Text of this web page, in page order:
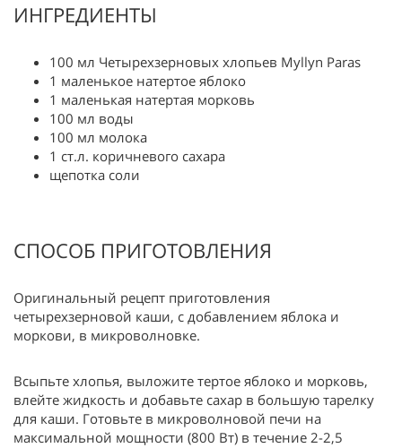
ИНГРЕДИЕНТЫ
100 мл Четырехзерновых хлопьев Myllyn Paras
1 маленькое натертое яблоко
1 маленькая натертая морковь
100 мл воды
100 мл молока
1 ст.л. коричневого сахара
щепотка соли
СПОСОБ ПРИГОТОВЛЕНИЯ
Оригинальный рецепт приготовления
четырехзерновой каши, с добавлением яблока и
моркови, в микроволновке.
Всыпьте хлопья, выложите тертое яблоко и морковь,
влейте жидкость и добавьте сахар в большую тарелку
для каши. Готовьте в микроволновой печи на
максимальной мощности (800 Вт) в течение 2-2,5